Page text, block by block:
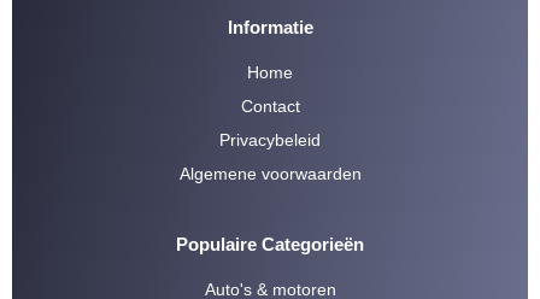
Informatie
Home
Contact
Privacybeleid
Algemene voorwaarden
Populaire Categorieën
Auto's & motoren